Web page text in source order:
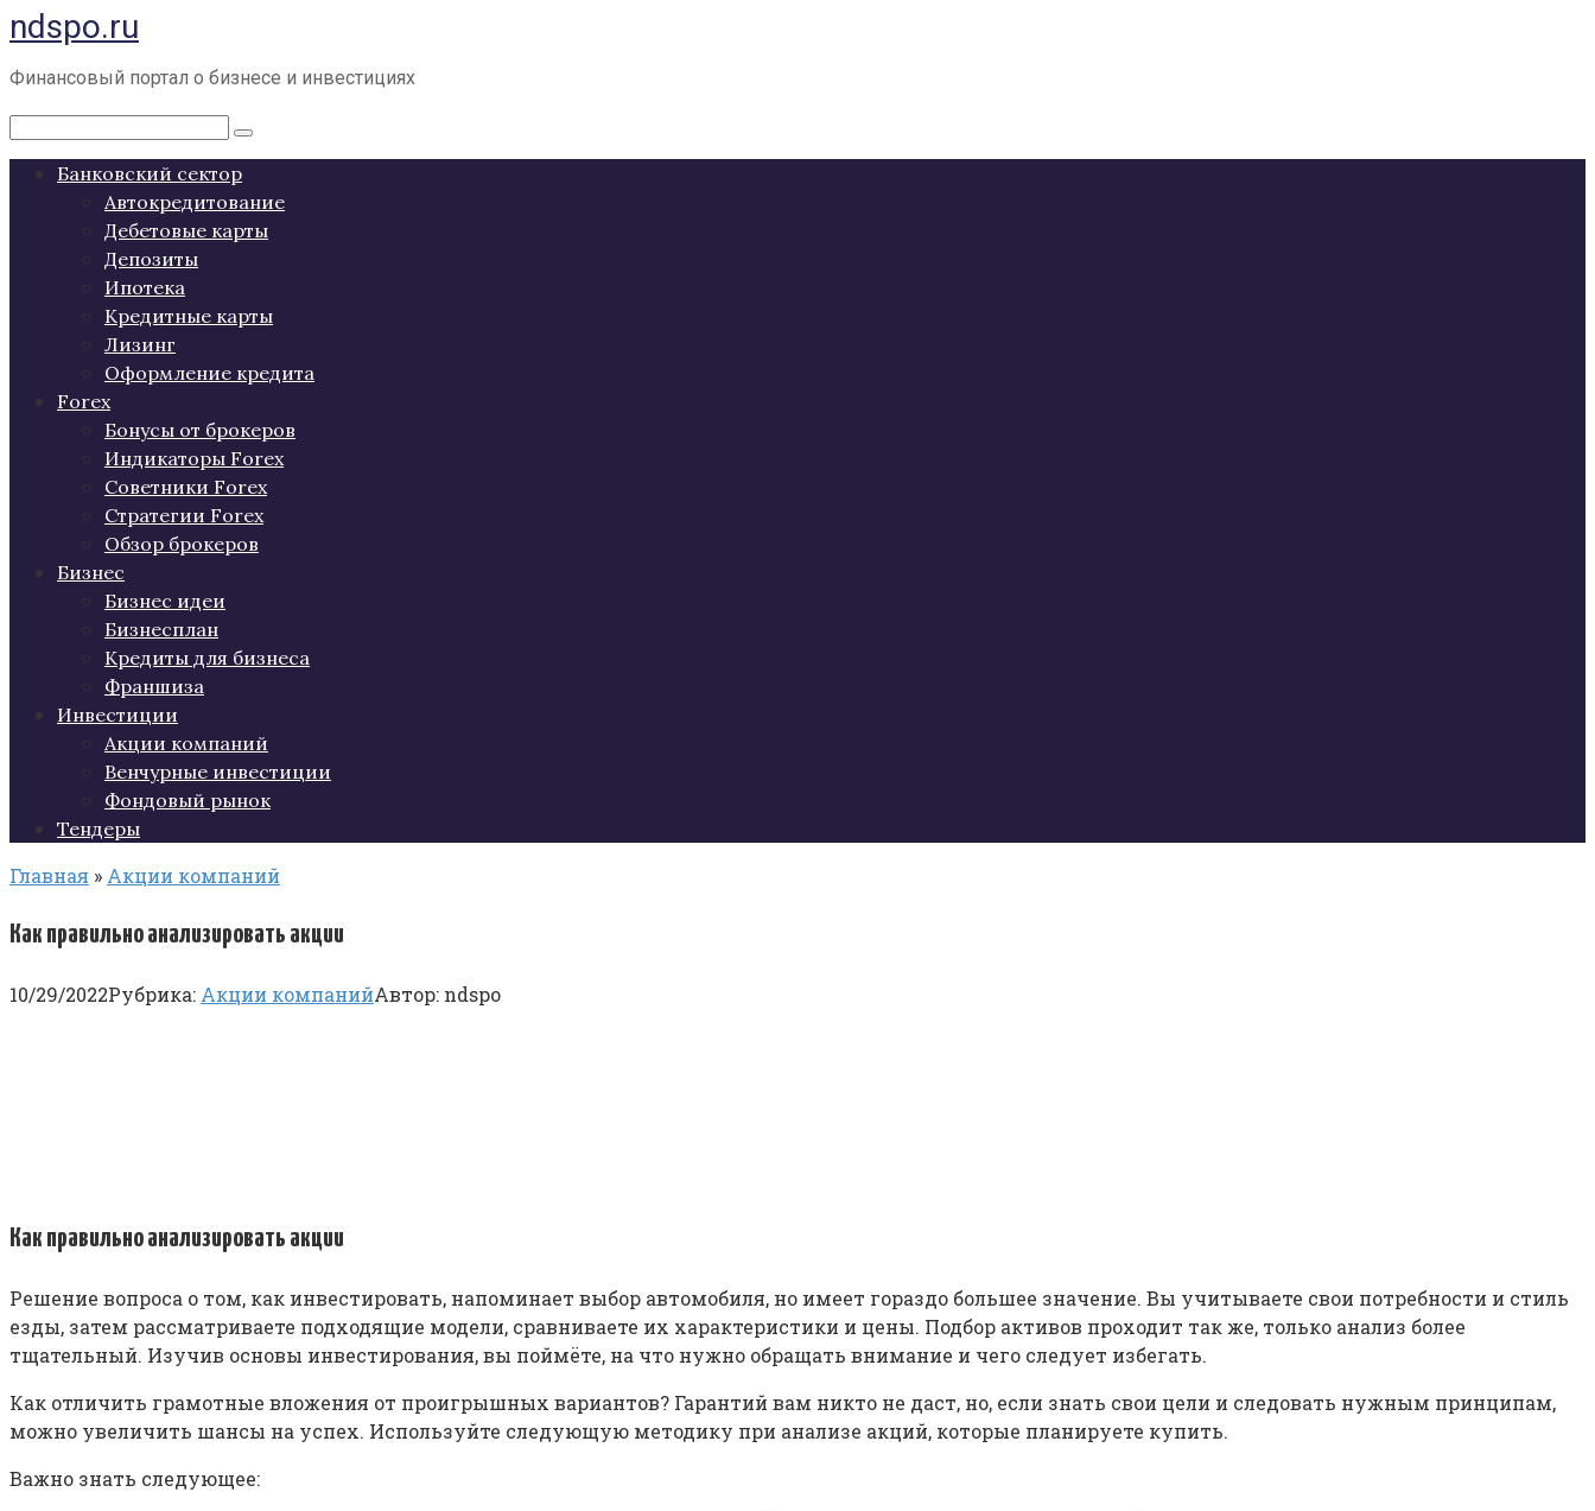
Перейти
к
контенту
ndspo.ru
Финансовый портал о бизнесе и инвестициях
Поиск:
Банковский сектор
Автокредитование
Дебетовые карты
Депозиты
Ипотека
Кредитные карты
Лизинг
Оформление кредита
Forex
Бонусы от брокеров
Индикаторы Forex
Советники Forex
Стратегии Forex
Обзор брокеров
Бизнес
Бизнес идеи
Бизнесплан
Кредиты для бизнеса
Франшиза
Инвестиции
Акции компаний
Венчурные инвестиции
Фондовый рынок
Тендеры
Главная » Акции компаний
Как правильно анализировать акции
10/29/2022Рубрика: Акции компанийАвтор: ndspo
Как правильно анализировать акции
Решение вопроса о том, как инвестировать, напоминает выбор автомобиля, но имеет гораздо большее значение. Вы учитываете свои потребности и стиль
езды, затем рассматриваете подходящие модели, сравниваете их характеристики и цены. Подбор активов проходит так же, только анализ более
тщательный. Изучив основы инвестирования, вы поймёте, на что нужно обращать внимание и чего следует избегать.
Как отличить грамотные вложения от проигрышных вариантов? Гарантий вам никто не даст, но, если знать свои цели и следовать нужным принципам,
можно увеличить шансы на успех. Используйте следующую методику при анализе акций, которые планируете купить.
Важно знать следующее: